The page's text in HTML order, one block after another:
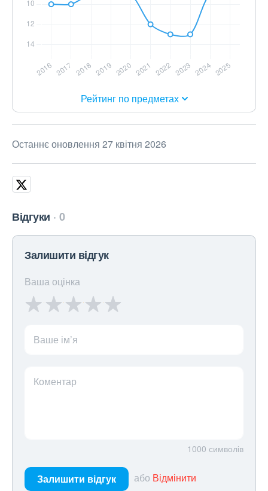
Рейтинг по предметах
Останнє оновлення 27 квітня 2026
Відгуки 0
Залишити відгук
Ваша оцінка
Ваше ім’я
Коментар
1000 символів
Залишити відгук або Відмінити